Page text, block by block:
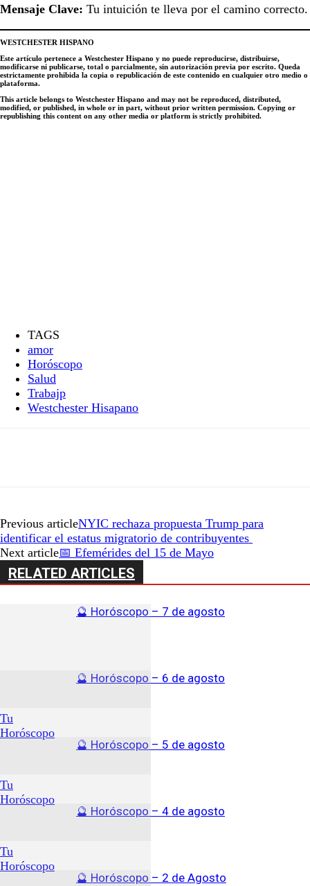
Mensaje Clave: Tu intuición te lleva por el camino correcto.
WESTCHESTER HISPANO
Este artículo pertenece a Westchester Hispano y no puede reproducirse, distribuirse,
modificarse ni publicarse, total o parcialmente, sin autorización previa por escrito. Queda
estrictamente prohibida la copia o republicación de este contenido en cualquier otro medio o
plataforma.
This article belongs to Westchester Hispano and may not be reproduced, distributed,
modified, or published, in whole or in part, without prior written permission. Copying or
republishing this content on any other media or platform is strictly prohibited.
TAGS
amor
Horóscopo
Salud
Trabajp
Westchester Hisapano
Previous articleNYIC rechaza propuesta Trump para
identificar el estatus migratorio de contribuyentes
Next article📅 Efemérides del 15 de Mayo
RELATED ARTICLES
Tu
Horóscopo
🔮 Horóscopo – 7 de agosto
Tu
Horóscopo
🔮 Horóscopo – 6 de agosto
Tu
Horóscopo
🔮 Horóscopo – 5 de agosto
🔮 Horóscopo – 4 de agosto
🔮 Horóscopo – 2 de Agosto